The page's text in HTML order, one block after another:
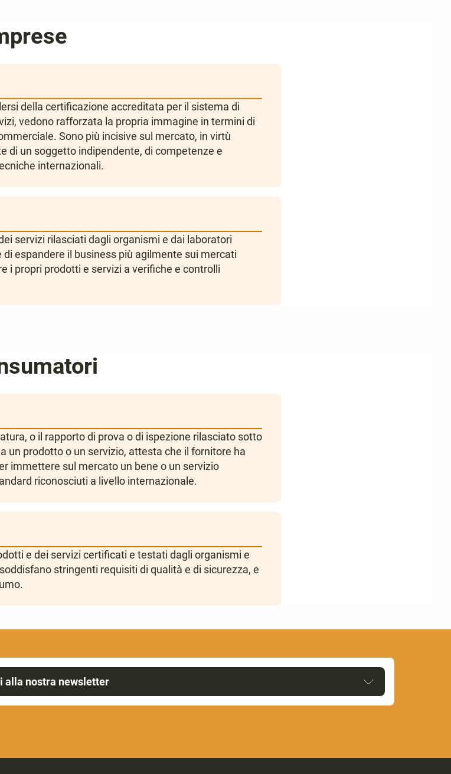
della certificazione accreditata per il sistema di
vedono rafforzata la propria immagine in termini di
Sono più incisive sul mercato, in virtù
di un soggetto indipendente, di competenze e
internazionali.
servizi rilasciati dagli organismi e dai laboratori
espandere il business più agilmente sui mercati
i propri prodotti e servizi a verifiche e controlli
o il rapporto di prova o di ispezione rilasciato sotto
un prodotto o un servizio, attesta che il fornitore ha
immettere sul mercato un bene o un servizio
riconosciuti a livello internazionale.
e dei servizi certificati e testati dagli organismi e
stringenti requisiti di qualità e di sicurezza, e
alla nostra newsletter